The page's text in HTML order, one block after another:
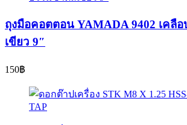
ถุงมือคอตตอน YAMADA 9402 เคลื
เขียว 9″
150฿